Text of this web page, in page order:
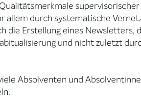
durch systematische
die Erstellung eines
und nicht zuletzt
Absolventen und